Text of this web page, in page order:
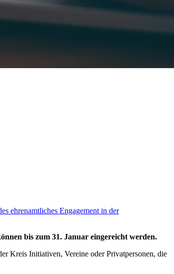
bis zum 31. Januar eingereicht werden.
Kreis Initiativen, Vereine oder Privatpersonen, die